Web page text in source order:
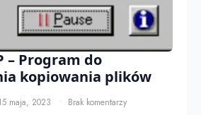
– Program do
kopiowania plików
maja, 2023 Brak komentarzy